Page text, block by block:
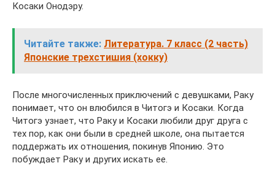
Косаки Онодэру.
Читайте также: Литература. 7 класс (2 часть)
Японские трехстишия (хокку)
После многочисленных приключений с девушками, Раку
понимает, что он влюбился в Читогэ и Косаки. Когда
Читогэ узнает, что Раку и Косаки любили друг друга с
тех пор, как они были в средней школе, она пытается
поддержать их отношения, покинув Японию. Это
побуждает Раку и других искать ее.